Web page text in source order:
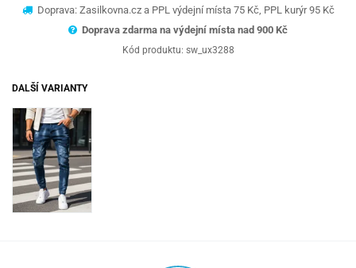
Doprava: Zasilkovna.cz a PPL výdejní místa 75 Kč, PPL kurýr 95 Kč
Doprava zdarma na výdejní místa nad 900 Kč
Kód produktu: sw_ux3288
DALŠÍ VARIANTY